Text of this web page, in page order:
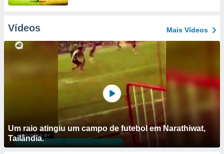
Vídeos Mais Vídeos
Um raio atingiu um campo de futebol em Narathiwat,
Tailândia.